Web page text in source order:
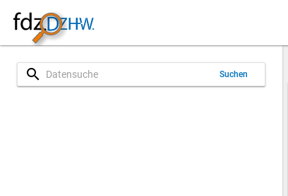
search Suchen